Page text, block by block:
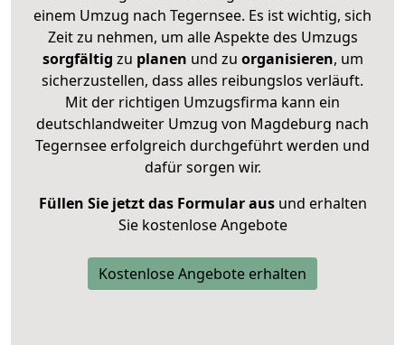
einem Umzug nach Tegernsee. Es ist wichtig, sich
Zeit zu nehmen, um alle Aspekte des Umzugs
sorgfältig zu planen und zu organisieren, um
sicherzustellen, dass alles reibungslos verläuft.
Mit der richtigen Umzugsfirma kann ein
deutschlandweiter Umzug von Magdeburg nach
Tegernsee erfolgreich durchgeführt werden und
dafür sorgen wir.
Füllen Sie jetzt das Formular ausund erhalten
Sie kostenlose Angebote
Kostenlose Angebote erhalten